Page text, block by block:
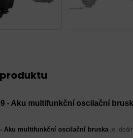
- Aku multifunkční oscilační
- Aku multifunkční oscilační bruska je